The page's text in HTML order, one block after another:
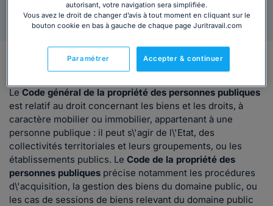
Ajouter au panier
Le Code général de la propriété des personnes publiques
est relatif au droit concernant les biens et les droits, à
caractère mobilier ou immobilier, appartenant à une
personne publique : il peut s\'agir de l\'Etat, des
collectivités territoriales et leurs groupements, ou les
établissements publics. Le Code de la propriété des
personnes publiques précise notamment les procédures
d\'acquisition, la gestion des biens du domaine public, ou
les cas de sessions de biens relevant du domaine public
autorisant, votre navigation sera simplifiée.
Vous avez le droit de changer d’avis à tout moment en cliquant sur le
bouton cookie en bas à gauche de chaque page Juritravail.com
Accepter & continuer
Paramétrer